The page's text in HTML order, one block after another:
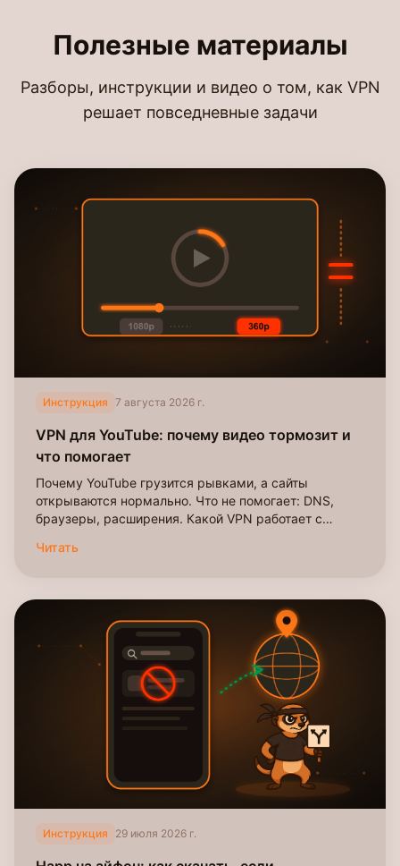
Полезные материалы
Разборы, инструкции и видео о том, как VPN
решает повседневные задачи
Инструкция 7 августа 2026 г.
VPN для YouTube: почему видео тормозит и
что помогает
Почему YouTube грузится рывками, а сайты
открываются нормально. Что не помогает: DNS,
браузеры, расширения. Какой VPN работает с
Читать
Инструкция 29 июля 2026 г.